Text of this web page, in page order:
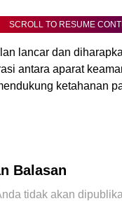
SCROLL TO RESUME
lancar dan
antara aparat
ketahanan
Balasan
tidak akan